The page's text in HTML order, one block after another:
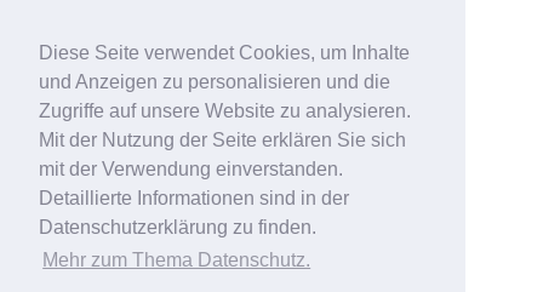
Diese Seite verwendet Cookies, um Inhalte
und Anzeigen zu personalisieren und die
Zugriffe auf unsere Website zu analysieren.
Mit der Nutzung der Seite erklären Sie sich
mit der Verwendung einverstanden.
Detaillierte Informationen sind in der
Datenschutzerklärung zu finden.
Mehr zum Thema Datenschutz.